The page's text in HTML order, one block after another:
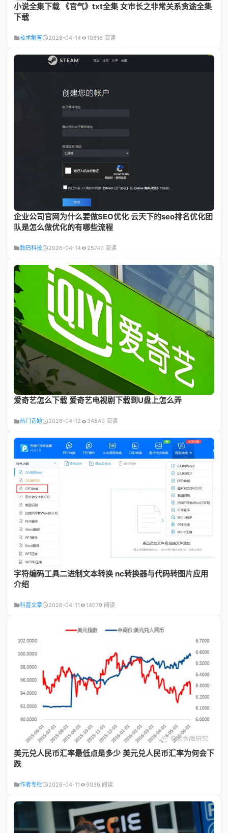
小说全集下载 《官气》txt全集 女市长之非常关系贪途全集
下载
技术解答 2026-04-14 10816 阅读
企业公司官网为什么要做SEO优化 云天下的seo排名优化团
队是怎么做优化的有哪些流程
数码科技 2026-04-14 25740 阅读
爱奇艺怎么下载 爱奇艺电视剧下载到U盘上怎么弄
热门话题 2026-04-12 34849 阅读
字符编码工具二进制文本转换 nc转换器与代码转图片应用
介绍
科普文章 2026-04-11 14079 阅读
美元兑人民币汇率最低点是多少 美元兑人民币汇率为何会下
跌
作者专栏 2026-04-11 9036 阅读